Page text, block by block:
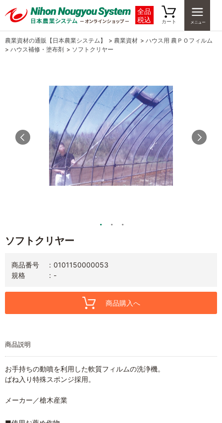
全品
税込
カート
農業資材の通販【日本農業システム】 > 農業資材 > ハウス用 農ＰＯフィルム
> ハウス補修・塗布剤 > ソフトクリヤー
ソフトクリヤー
商品番号
0101150000053
規格
-
商品購入へ
商品説明
お手持ちの動噴を利用した軟質フィルムの洗浄機。
ばね入り特殊スポンジ採用。
メーカー／槍木産業